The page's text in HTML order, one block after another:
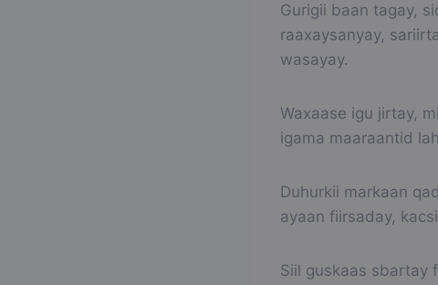
Gurigii baan tagay,
raaxaysanyay,
wasayay.
Waxaase igu jirtay,
igama maaraantid
Duhurkii markaan
ayaan fiirsaday,
Siil guskaas sbartay